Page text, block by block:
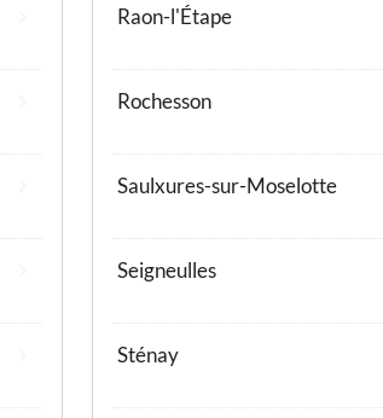
Raon-l'Étape
Rochesson
Saulxures-sur-Moselotte
Seigneulles
Sténay